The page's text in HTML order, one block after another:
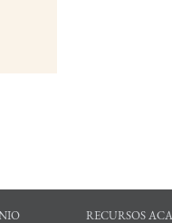
RECURSOS